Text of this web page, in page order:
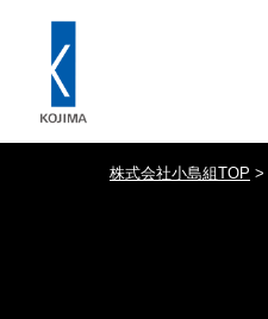
株式会社小島組TOP >